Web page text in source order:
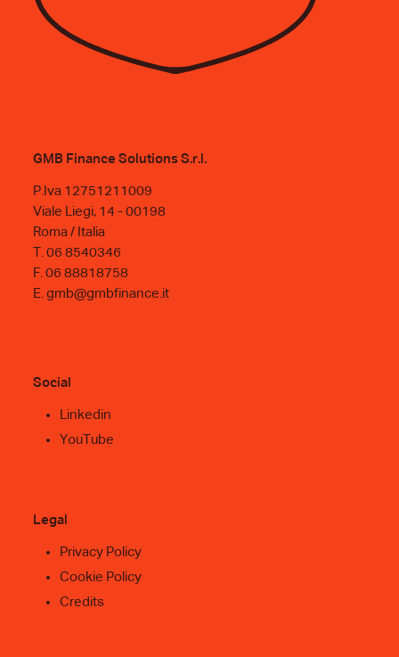
GMB Finance Solutions S.r.l.
P.Iva 12751211009
Viale Liegi, 14 - 00198
Roma / Italia
T. 06 8540346
F. 06 88818758
E. gmb@gmbfinance.it
Social
Linkedin
YouTube
Legal
Privacy Policy
Cookie Policy
Credits